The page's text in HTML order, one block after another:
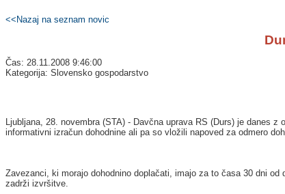
<<Nazaj na seznam novic
Čas: 28.11.2008 9:46:00
Kategorija: Slovensko gospodarstvo
Ljubljana, 28. novembra (STA) - Davčna uprava RS (Durs) je danes
informativni izračun dohodnine ali pa so vložili napoved za odmero
Zavezanci, ki morajo dohodnino doplačati, imajo za to časa 30 dni
zadrži izvršitve.